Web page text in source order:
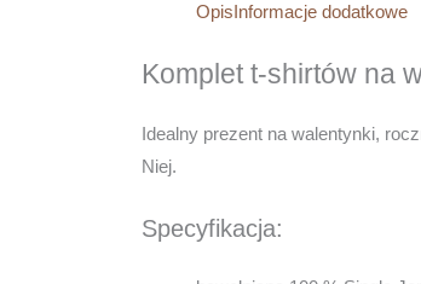
OpisInformacje dodatkowe
Komplet t-shirtów na
Idealny prezent na walentynki,
Niej.
Specyfikacja: